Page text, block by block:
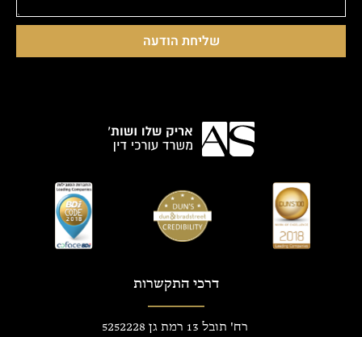
שליחת הודעה
דרכי התקשרות
רח' תובל 13 רמת גן 5252228